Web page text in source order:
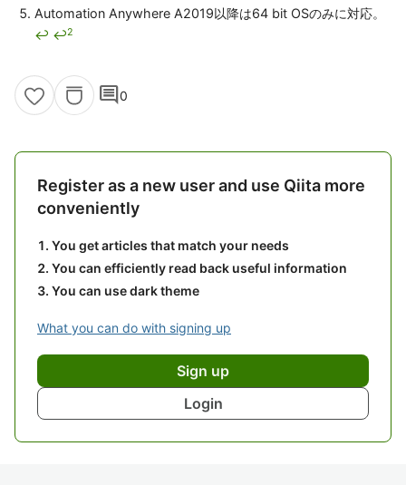
Automation Anywhere A2019以降は64 bit OSのみに対応。
↩ ↩2
comment0
Register as a new user and use Qiita more
conveniently
You get articles that match your needs
You can efficiently read back useful information
You can use dark theme
What you can do with signing up
Sign up
Login